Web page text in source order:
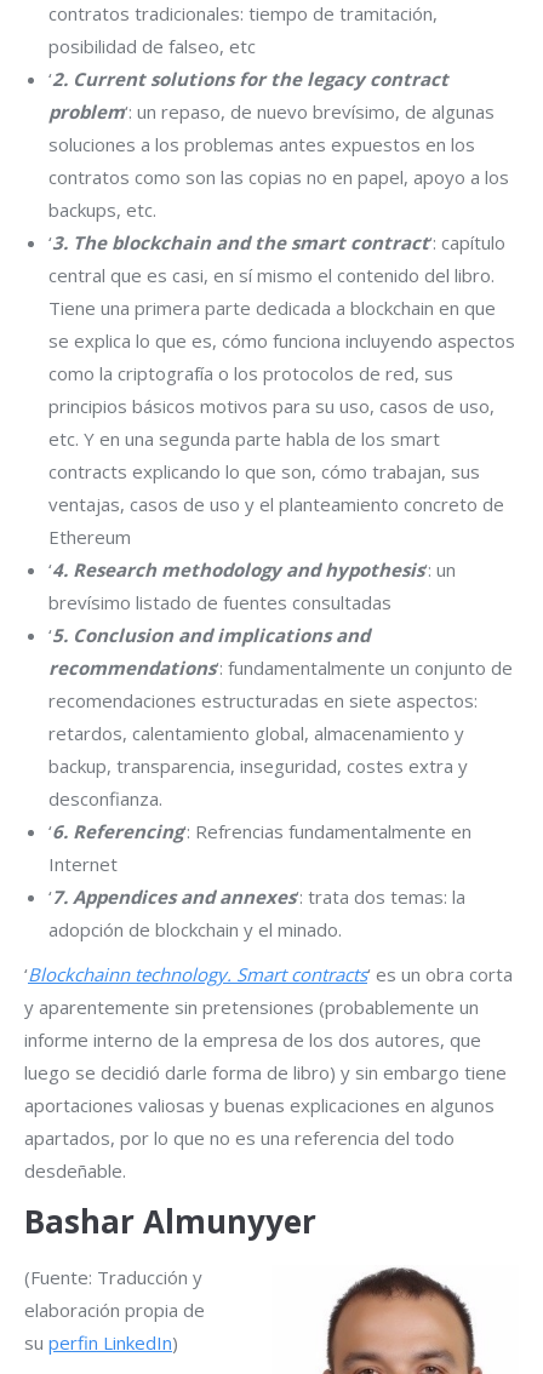
contratos tradicionales: tiempo de tramitación,
posibilidad de falseo, etc
‘2. Current solutions for the legacy contract
problem‘: un repaso, de nuevo brevísimo, de algunas
soluciones a los problemas antes expuestos en los
contratos como son las copias no en papel, apoyo a los
backups, etc.
‘3. The blockchain and the smart contract‘: capítulo
central que es casi, en sí mismo el contenido del libro.
Tiene una primera parte dedicada a blockchain en que
se explica lo que es, cómo funciona incluyendo aspectos
como la criptografía o los protocolos de red, sus
principios básicos motivos para su uso, casos de uso,
etc. Y en una segunda parte habla de los smart
contracts explicando lo que son, cómo trabajan, sus
ventajas, casos de uso y el planteamiento concreto de
Ethereum
‘4. Research methodology and hypothesis‘: un
brevísimo listado de fuentes consultadas
‘5. Conclusion and implications and
recommendations‘: fundamentalmente un conjunto de
recomendaciones estructuradas en siete aspectos:
retardos, calentamiento global, almacenamiento y
backup, transparencia, inseguridad, costes extra y
desconfianza.
‘6. Referencing‘: Refrencias fundamentalmente en
Internet
‘7. Appendices and annexes‘: trata dos temas: la
adopción de blockchain y el minado.
‘Blockchainn technology. Smart contracts‘ es un obra corta
y aparentemente sin pretensiones (probablemente un
informe interno de la empresa de los dos autores, que
luego se decidió darle forma de libro) y sin embargo tiene
aportaciones valiosas y buenas explicaciones en algunos
apartados, por lo que no es una referencia del todo
desdeñable.
Bashar Almunyyer
(Fuente: Traducción y
elaboración propia de
su perfin LinkedIn)